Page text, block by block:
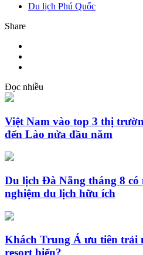
Du lịch Phú Quốc
Share
Đọc nhiều
Việt Nam vào top 3 thị
đến Lào nửa đầu năm
Du lịch Đà Nẵng tháng 8
nghiệm du lịch hữu ích
Khách Trung Á ưu tiên trải